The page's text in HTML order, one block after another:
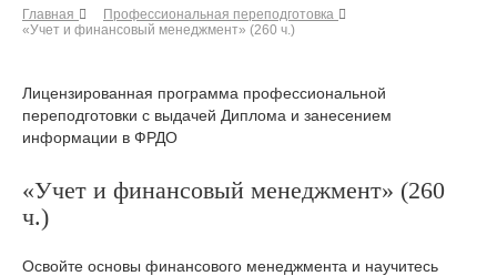
Главная
Профессиональная переподготовка
«Учет и финансовый менеджмент» (260 ч.)
Лицензированная программа профессиональной
переподготовки с выдачей Диплома и занесением
информации в ФРДО
«Учет и финансовый менеджмент» (260
ч.)
Освойте основы финансового менеджмента и научитесь